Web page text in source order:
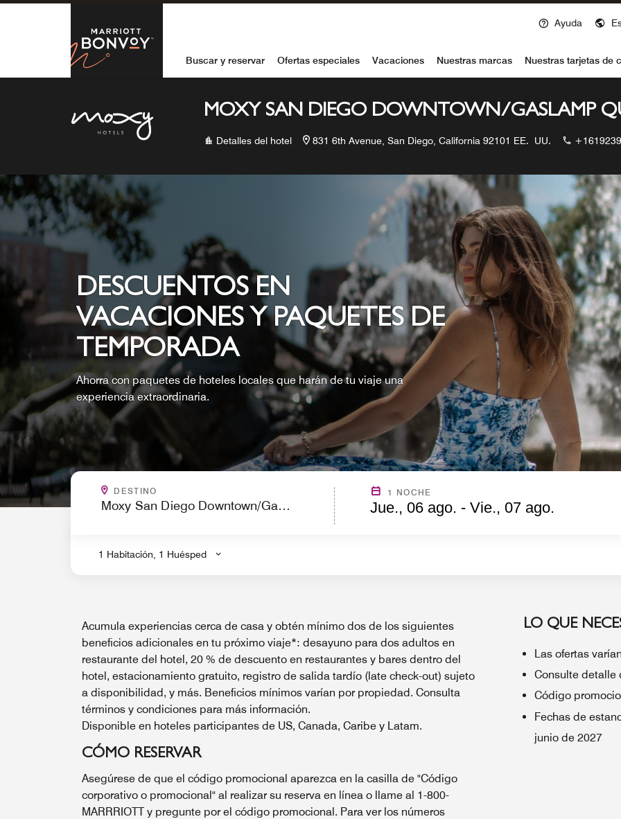
Skip to Content
Marriott Bonvoy
Ayuda
Buscar y reservar Ofertas especiales Vacaciones Nuestras marcas Nuestras tarjetas de
MOXY SAN DIEGO DOWNTOWN/GASLAMP
Detalles del hotel 831 6th Avenue, San Diego, California 92101 EE. UU.
DESCUENTOS EN
VACACIONES Y PAQUETES DE
TEMPORADA
Ahorra con paquetes de hoteles locales que harán de tu viaje una
experiencia extraordinaria.
DESTINO
.
1 NOCHE
Jue., 06 ago. - Vie., 07 ago.
1 Habitación, 1 Huésped
Acumula experiencias cerca de casa y obtén mínimo dos de los siguientes
beneficios adicionales en tu próximo viaje*: desayuno para dos adultos en
restaurante del hotel, 20 % de descuento en restaurantes y bares dentro del
hotel, estacionamiento gratuito, registro de salida tardío (late check-out) sujeto
a disponibilidad, y más. Beneficios mínimos varían por propiedad. Consulta
términos y condiciones para más información.
Disponible en hoteles participantes de US, Canada, Caribe y Latam.
CÓMO RESERVAR
Asegúrese de que el código promocional aparezca en la casilla de "Código
corporativo o promocional" al realizar su reserva en línea o llame al 1-800-
MARRRIOTT y pregunte por el código promocional. Para ver los números
LO QUE
Las ofertas
Consulte detalle
Código
Fechas de
junio de 2027